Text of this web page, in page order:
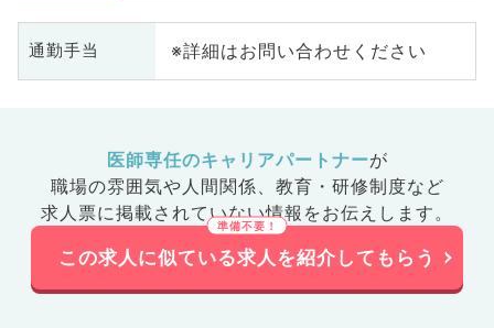
通勤手当 ※詳細はお問い合わせください
医師専任のキャリアパートナーが
職場の雰囲気や人間関係、 教育・研修制度など
求人票に掲載されていない情報をお伝えします。
この求人に似ている求人を紹介してもらう